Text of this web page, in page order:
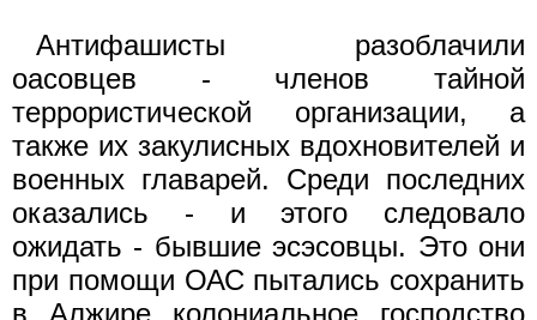
Антифашисты разоблачили
оасовцев - членов тайной
террористической организации, а
также их закулисных вдохновителей и
военных главарей. Среди последних
оказались - и этого следовало
ожидать - бывшие эсэсовцы. Это они
при помощи ОАС пытались сохранить
в Алжире колониальное господство